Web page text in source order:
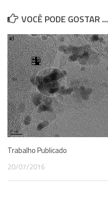
VOCÊ PODE GOSTAR ...
Trabalho Publicado
20/07/2016